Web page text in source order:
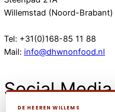
Willemstad (Noord-Brabant)
Tel: +31(0)168-85 11 88
Mail: info@dhwnonfood.nl
Social Media
DE HEEREN WILLEMS